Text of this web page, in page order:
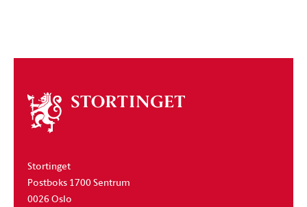
Om
stortinget
Stortinget
Postboks 1700 Sentrum
0026 Oslo